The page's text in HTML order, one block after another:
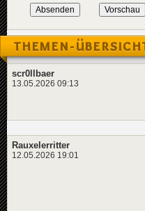
THEMEN-
scr0llbaer
13.05.2026 09:13
Rauxelerritter
12.05.2026 19:01